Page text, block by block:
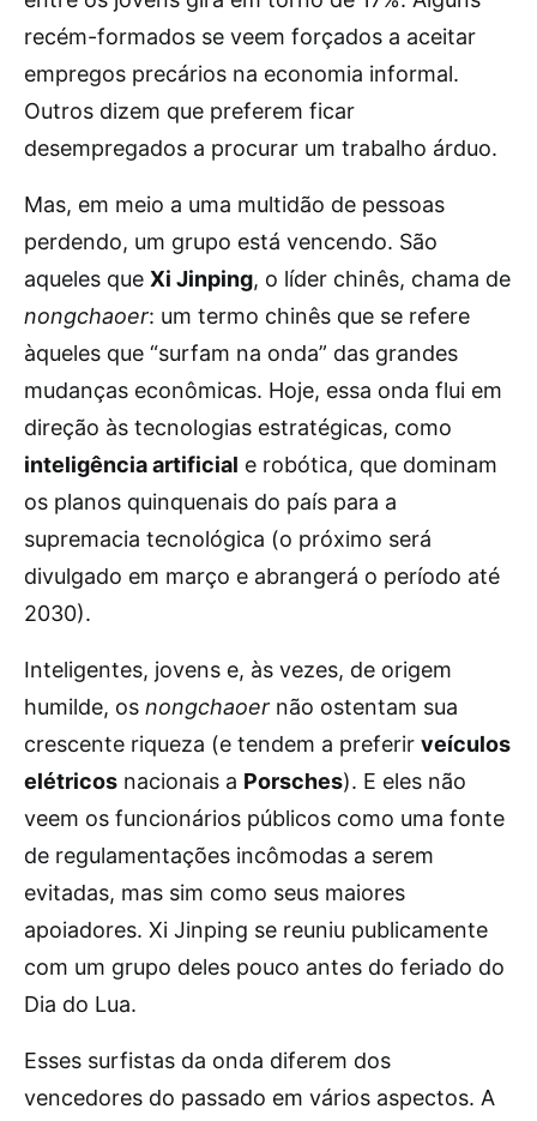
recém-formados se veem forçados a aceitar
empregos precários na economia informal.
Outros dizem que preferem ficar
desempregados a procurar um trabalho árduo.
Mas, em meio a uma multidão de pessoas
perdendo, um grupo está vencendo. São
aqueles que Xi Jinping, o líder chinês, chama de
nongchaoer: um termo chinês que se refere
àqueles que “surfam na onda” das grandes
mudanças econômicas. Hoje, essa onda flui em
direção às tecnologias estratégicas, como
inteligência artificial e robótica, que dominam
os planos quinquenais do país para a
supremacia tecnológica (o próximo será
divulgado em março e abrangerá o período até
2030).
Inteligentes, jovens e, às vezes, de origem
humilde, os nongchaoer não ostentam sua
crescente riqueza (e tendem a preferir veículos
elétricos nacionais a Porsches). E eles não
veem os funcionários públicos como uma fonte
de regulamentações incômodas a serem
evitadas, mas sim como seus maiores
apoiadores. Xi Jinping se reuniu publicamente
com um grupo deles pouco antes do feriado do
Dia do Lua.
Esses surfistas da onda diferem dos
vencedores do passado em vários aspectos. A